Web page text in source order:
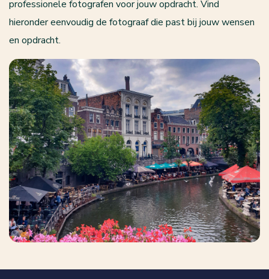
professionele fotografen voor jouw opdracht. Vind
hieronder eenvoudig de fotograaf die past bij jouw wensen
en opdracht.